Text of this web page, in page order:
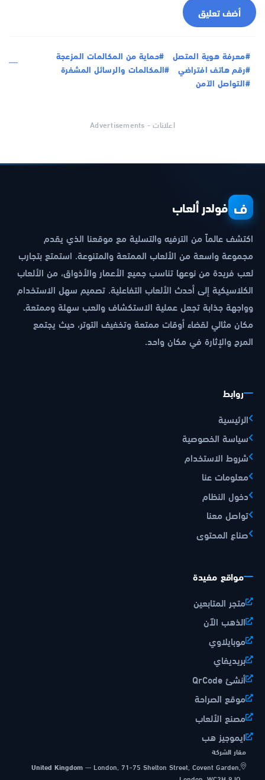
أضف تعليق
#معرفة هوية المتصل
#حماية من المكالمات المزعجة
#رقم هاتف افتراضي
#المكالمات والرسائل المشفرة
#التواصل الآمن
اعلانات - Advertisements
ف فولدر ألعاب
اكتشف عالماً من الترفيه والتسلية مع موقعنا الذي يقدم
مجموعة واسعة من الألعاب الممتعة والمتنوعة. استمتع بتجارب
لعب فريدة من نوعها تناسب جميع الأعمار والأذواق، من الألعاب
الكلاسيكية إلى أحدث الألعاب التفاعلية. تصميم سهل الاستخدام
وواجهة جذابة تجعل عملية الاستكشاف والعب سهلة وممتعة.
مكان مثالي لقضاء أوقات ممتعة وتخفيف التوتر، حيث يجتمع
المرح والإثارة في مكان واحد.
روابط
الرئيسية
سياسة الخصوصية
شروط الاستخدام
معلومات عنا
دخول النظام
تواصل معنا
صناع المحتوى
مواقع مفيدة
متجر المتابعين
الذهب الآن
موبايلاوي
بريديفاي
أنشئ QrCode
موقع الصراحة
مصنع الألعاب
ايموجيز هب
مقار الشركة
United Kingdom — London, 71-75 Shelton Street, Covent Garden,